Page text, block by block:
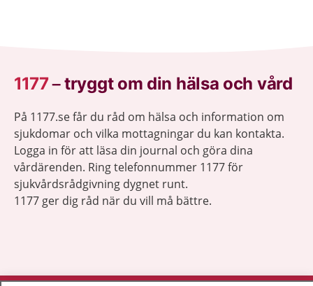
1177–tryggt om din hälsa och vård
På 1177.se får du råd om hälsa och information om
sjukdomar och vilka mottagningar du kan kontakta.
Logga in för att läsa din journal och göra dina
vårdärenden. Ring telefonnummer 1177 för
sjukvårdsrådgivning dygnet runt.
1177 ger dig råd när du vill må bättre.